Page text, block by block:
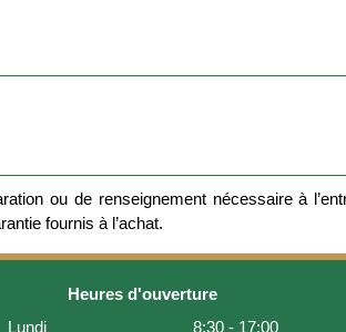
ou de renseignement nécessaire à
fournis à l’achat.
Heures d'ouverture
Lundi
8:30 - 17:00